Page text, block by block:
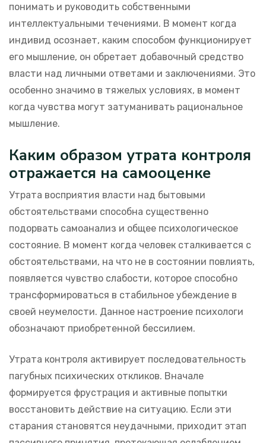
понимать и руководить собственными
интеллектуальными течениями. В момент когда
индивид осознает, каким способом функционирует
его мышление, он обретает добавочный средство
власти над личными ответами и заключениями. Это
особенно значимо в тяжелых условиях, в момент
когда чувства могут затуманивать рациональное
мышление.
Каким образом утрата контроля
отражается на самооценке
Утрата восприятия власти над бытовыми
обстоятельствами способна существенно
подорвать самоанализ и общее психологическое
состояние. В момент когда человек сталкивается с
обстоятельствами, на что не в состоянии повлиять,
появляется чувство слабости, которое способно
трансформироваться в стабильное убеждение в
своей неумелости. Данное настроение психологи
обозначают приобретенной бессилием.
Утрата контроля активирует последовательность
пагубных психических откликов. Вначале
формируется фрустрация и активные попытки
восстановить действие на ситуацию. Если эти
старания становятся неудачными, приходит этап